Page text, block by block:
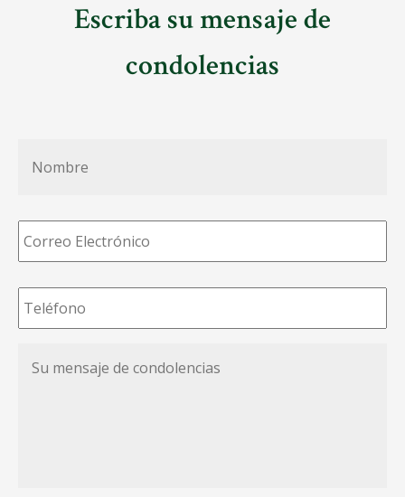
Escriba su mensaje de
condolencias
Correo
Electrónico *
Teléfono *
mensaje